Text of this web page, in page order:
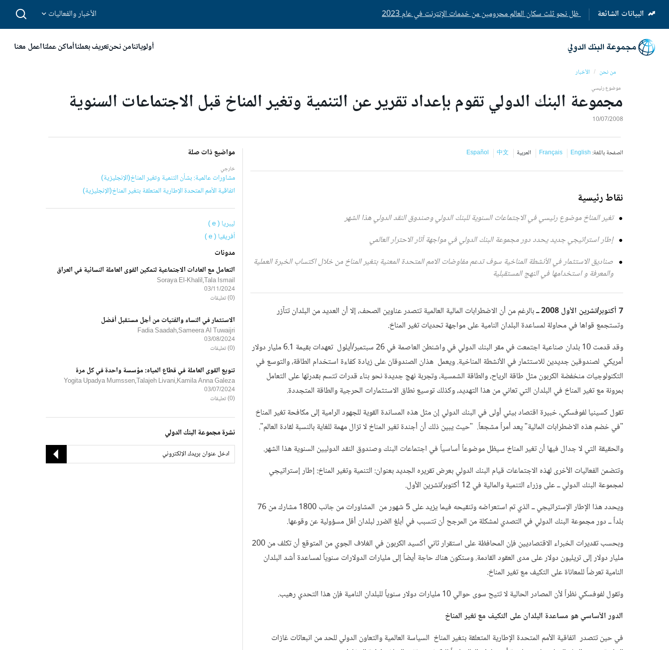
البيانات الشائعة ظل نحو ثلث سكان العالم محرومين من خدمات الإنترنت في عام 2023
(opens
in
a
new
الأخبار والفعاليات
أولوياتنامن نحنتعريف بعملناأماكن عملنااعمل معنا
من نحن الأخبار
موضوع رئيسي
مجموعة البنك الدولي تقوم بإعداد تقرير عن التنمية وتغير المناخ قبل الاجتماعات السنوية
10/07/2008
الصفحة باللغة:English
Français العربية 中文
Español
نقاط رئيسية
تغير المناخ موضوع رئيسي في الاجتماعات السنوية للبنك الدولي وصندوق النقد الدولي هذا الشهر
إطار استراتيجي جديد يحدد دور مجموعة البنك الدولي في مواجهة آثار الاحترار العالمي
صناديق الاستثمار في الأنشطة المناخية سوف تدعم مفاوضات الامم المتحدة المعنية بتغير المناخ من خلال اكتساب الخبرة العملية
والمعرفة و استخدامها في النهج المستقبلية
7 أكتوبر/تشرين الأول 2008 ــ
بالرغم من أن الاضطرابات المالية العالمية تتصدر عناوين الصحف، إلا أن العديد من البلدان تتآزر
وتستجمع قواها في محاولة لمساعدة البلدان النامية على مواجهة تحديات تغير المناخ.
وقد قدمت 10 بلدان صناعية اجتمعت في مقر البنك الدولي في واشنطن العاصمة في 26 سبتمبر/أيلول تعهدات بقيمة 6.1 مليار دولار
أمريكي لصندوقين جديدين للاستثمار في الأنشطة المناخية. ويعمل هذان الصندوقان على زيادة كفاءة استخدام الطاقة، والتوسع في
التكنولوجيات منخفضة الكربون مثل طاقة الرياح، والطاقة الشمسية، وتجربة نهج جديدة نحو بناء قدرات تتسم بقدرتها على التعامل
بمرونة مع تغير المناخ في البلدان التي تعاني من هذا التهديد، وكذلك توسيع نطاق الاستثمارات الحرجية والطاقة المتجددة.
تقول كسينيا لفوفسكي، خبيرة اقتصاد بيئي أولى في البنك الدولي إن مثل هذه المساندة القوية للجهود الرامية إلى مكافحة تغير المناخ
"في خضم هذه الاضطرابات المالية" يعد أمراً مشجعاً. "حيث يبين ذلك أن أجندة تغير المناخ لا تزال مهمة للغاية بالنسبة لقادة العالم".
والحقيقة التي لا جدال فيها أن تغير المناخ سيظل موضوعاً أساسياً في اجتماعات البنك وصندوق النقد الدوليين السنوية هذا الشهر.
وتتضمن الفعاليات الأخرى لهذه الاجتماعات قيام البنك الدولي بعرض تقريره الجديد بعنوان: التنمية وتغير المناخ: إطار إستراتيجي
لمجموعة البنك الدولي ــ على وزراء التنمية والمالية في 12 أكتوبر/تشرين الأول.
ويحدد هذا الإطار الإستراتيجي ــ الذي تم استعراضه وتنقيحه فيما يزيد على 5 شهور من المشاورات من جانب 1800 مشارك من 76
بلداً ــ دور مجموعة البنك الدولي في التصدي لمشكلة من المرجح أن تتسبب في أبلغ الضرر لبلدان أقل مسؤولية عن وقوعها.
وبحسب تقديرات الخبراء الاقتصاديين فإن المحافظة على استقرار ثاني أكسيد الكربون في الغلاف الجوي من المتوقع أن تكلف من 200
مليار دولار إلى تريليون دولار على مدى العقود القادمة. وستكون هناك حاجة أيضاً إلى مليارات الدولارات سنوياً لمساعدة أشد البلدان
النامية تعرضاً للمعاناة على التكيف مع تغير المناخ.
وتقول لفوفسكي نظراً لأن المصادر الحالية لا تتيح سوى حوالي 10 مليارات دولار سنوياً للبلدان النامية فإن هذا التحدي رهيب.
الدور الأساسي هو مساعدة البلدان على التكيف مع تغير المناخ
في حين تتصدر اتفاقية الأمم المتحدة الإطارية المتعلقة بتغير المناخ السياسة العالمية والتعاون الدولي للحد من انبعاثات غازات
مواضيع ذات صلة
خارجي
مشاورات عالمية: بشأن التنمية وتغير المناخ(الإنجليزية)
اتفاقية الأمم المتحدة الإطارية المتعلقة بتغير المناخ(الإنجليزية)
ليبريا ( e )
أفريقيا ( e )
مدونات
التعامل مع العادات الاجتماعية لتمكين القوى العاملة النسائية في العراق
Soraya El-Khalil,Tala Ismail
03/11/2024
(0) تعليقات
الاستثمار في النساء والفتيات من أجل مستقبل أفضل
Fadia Saadah,Sameera Al Tuwaijri
03/08/2024
(0) تعليقات
تنويع القوى العاملة في قطاع المياه: مؤسسة واحدة في كل مرة
Yogita Upadya Mumssen,Talajeh Livani,Kamila Anna Galeza
03/07/2024
(0) تعليقات
نشرة مجموعة البنك الدولي